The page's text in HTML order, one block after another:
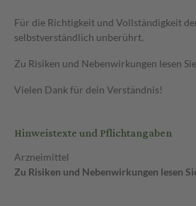
Für die Richtigkeit und Vollständigkeit
selbstverständlich unberührt.
Zu Risiken und Nebenwirkungen lesen
Vielen Dank für dein Verständnis!
Hinweistexte und Pflichtangaben
Arzneimittel
Zu Risiken und Nebenwirkungen lesen